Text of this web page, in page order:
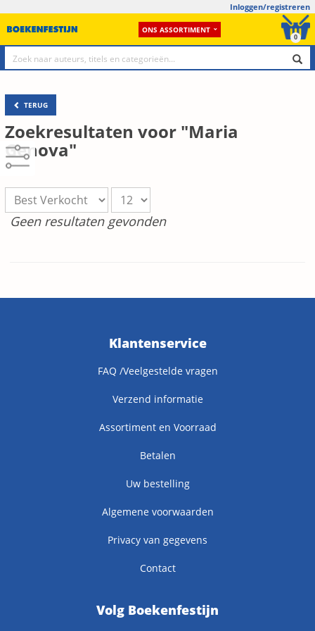
Inloggen/registreren
ONS ASSORTIMENT
0
TERUG
Zoekresultaten voor "Maria
Genova"
Geen resultaten gevonden
Klantenservice
FAQ /Veelgestelde vragen
Verzend informatie
Assortiment en Voorraad
Betalen
Uw bestelling
Algemene voorwaarden
Privacy van gegevens
Contact
Volg Boekenfestijn